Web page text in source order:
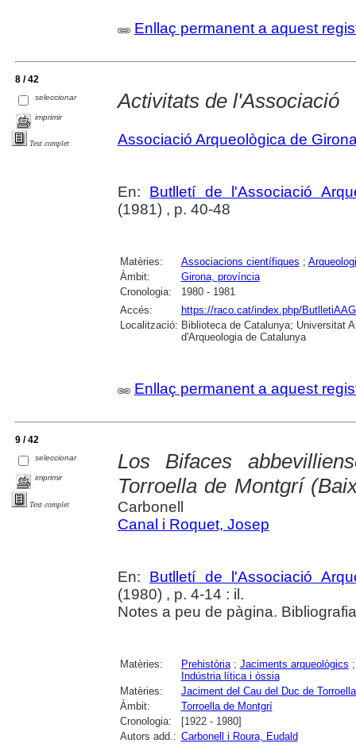
Enllaç permanent a aquest
8 / 42
seleccionar
imprimir
Text complet
Activitats de l'Associació
Associació Arqueològica de
En: Butlletí de l'Associació
(1981) , p. 40-48
Matèries: Associacions científiques ;
Àmbit:
Girona, província
Cronologia:
1980 - 1981
Accés:
https://raco.cat/index.php/
Localització: Biblioteca de Catalunya; Universitat
d'Arqueologia de Catalunya
Enllaç permanent a aquest
9 / 42
seleccionar
imprimir
Text complet
Los Bifaces
Torroella de Montgrí
Carbonell
Canal i Roquet, Josep
En: Butlletí de l'Associació
(1980) , p. 4-14 : il.
Notes a peu de pàgina.
Matèries: Prehistòria; Jaciments arqueològics
Indústria lítica i òssia
Matèries:
Jaciment del Cau del Duc de
Àmbit:
Torroella de Montgrí
Cronologia:
[1922 - 1980]
Autors add.: Carbonell i Roura, Eudald